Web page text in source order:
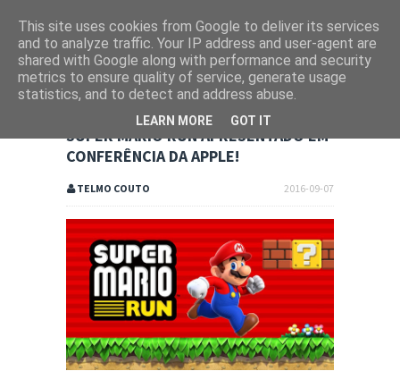
SUPER MARIO RUN APRESENTADO EM
CONFERÊNCIA DA APPLE!
2016-09-07
TELMO COUTO
This site uses cookies from Google to deliver its services
and to analyze traffic. Your IP address and user-agent are
shared with Google along with performance and security
metrics to ensure quality of service, generate usage
statistics, and to detect and address abuse.
LEARN MORE GOT IT